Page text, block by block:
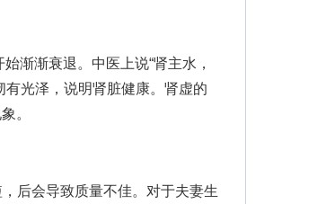
渐衰退。中医上说“肾主水，
光泽，说明肾脏健康。肾虚的
。
后会导致质量不佳。对于夫妻生